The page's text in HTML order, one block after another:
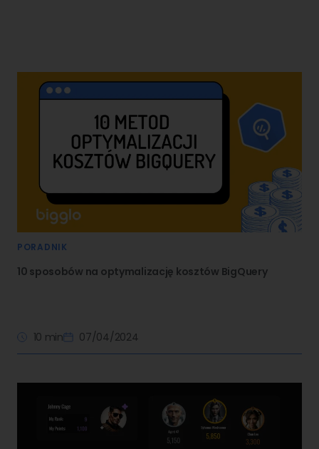
PORADNIK
10 sposobów na optymalizację kosztów BigQuery
10 min 07/04/2024